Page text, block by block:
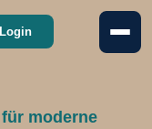
Login
moderne